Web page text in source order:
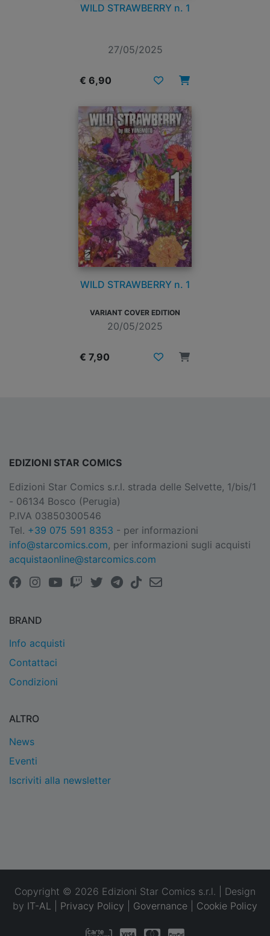
WILD STRAWBERRY n. 1
27/05/2025
€ 6,90
WILD STRAWBERRY n. 1
VARIANT COVER EDITION
20/05/2025
€ 7,90
EDIZIONI STAR COMICS
Edizioni Star Comics s.r.l. strada delle Selvette, 1/bis/1
- 06134 Bosco (Perugia)
P.IVA 03850300546
Tel. +39 075 591 8353 - per informazioni
info@starcomics.com, per informazioni sugli acquisti
acquistaonline@starcomics.com
BRAND
Info acquisti
Contattaci
Condizioni
ALTRO
News
Eventi
Iscriviti alla newsletter
Copyright © 2026 Edizioni Star Comics s.r.l. | Design
by IT-AL Privacy Policy Governance Cookie Policy